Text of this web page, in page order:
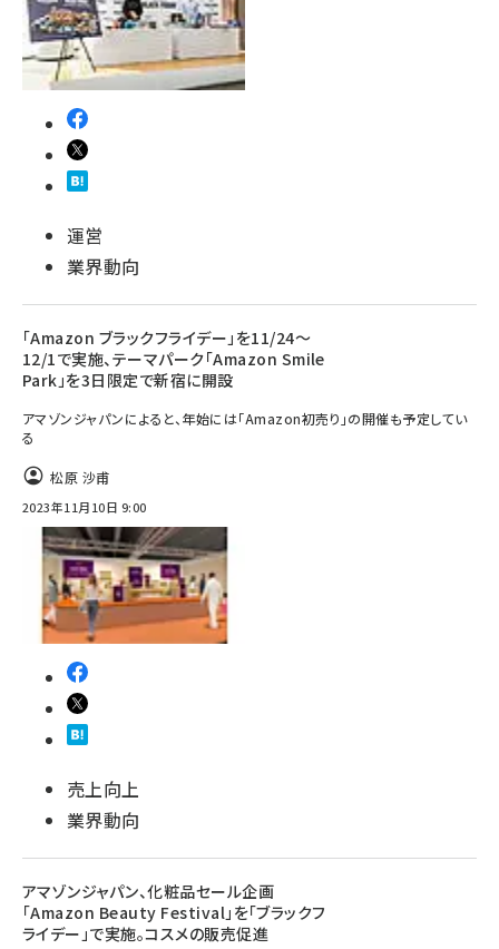
運営
業界動向
「Amazon ブラックフライデー」を11/24～
12/1で実施、テーマパーク「Amazon Smile
Park」を3日限定で新宿に開設
アマゾンジャパンによると、年始には「Amazon初売り」の開催も予定してい
る
松原 沙甫
2023年11月10日 9:00
売上向上
業界動向
アマゾンジャパン、化粧品セール企画
「Amazon Beauty Festival」を「ブラックフ
ライデー」で実施。コスメの販売促進